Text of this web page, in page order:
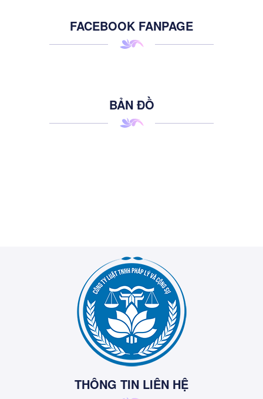
FACEBOOK FANPAGE
BẢN ĐỒ
THÔNG TIN LIÊN HỆ